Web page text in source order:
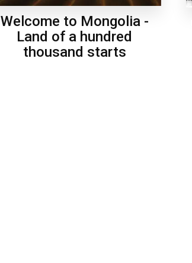
Welcome to Mongolia -
Land of a hundred
thousand starts